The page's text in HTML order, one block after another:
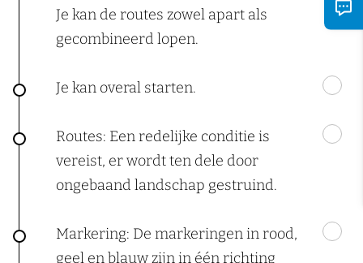
Je kan de routes zowel apart als
gecombineerd lopen.
Je kan overal starten.
Routes: Een redelijke conditie is
vereist, er wordt ten dele door
ongebaand landschap gestruind.
Markering: De markeringen in rood,
geel en blauw zijn in één richting